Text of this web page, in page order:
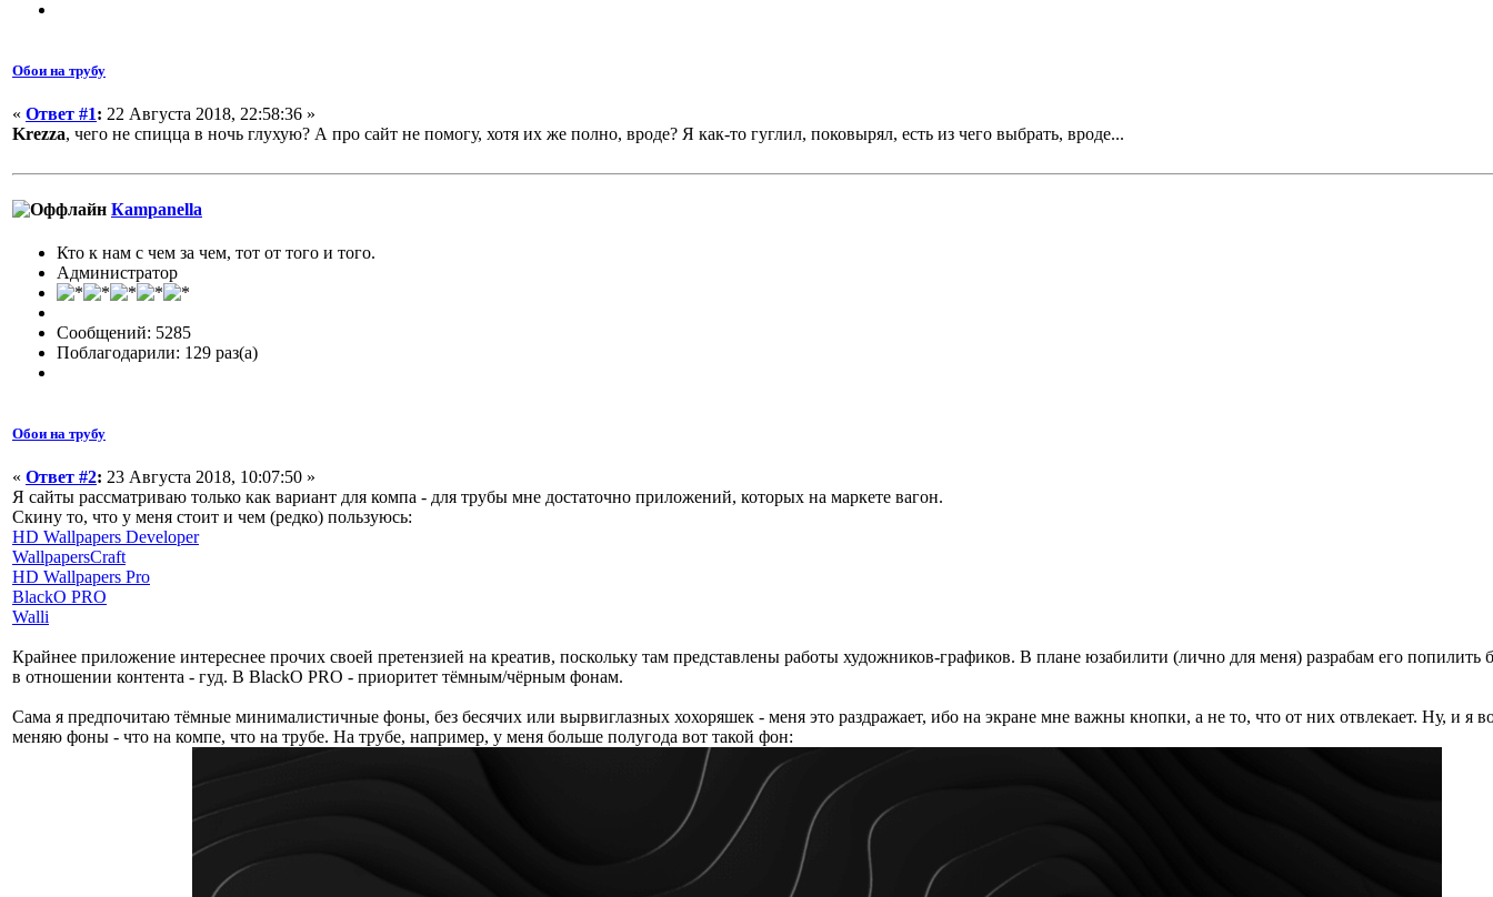
Обои на трубу
« Ответ #1: 22 Августа 2018, 22:58:36 »
Krezza, чего не спицца в ночь глухую? А про сайт не помогу, хотя их же полно, вроде? Я как-то гуглил, поковырял, есть из чего выбрать, вроде...
Кampanella
Кто к нам с чем за чем, тот от того и того.
Администратор
Сообщений: 5285
Поблагодарили: 129 раз(а)
Обои на трубу
« Ответ #2: 23 Августа 2018, 10:07:50 »
Я сайты рассматриваю только как вариант для компа - для трубы мне достаточно приложений, которых на маркете вагон.
Скину то, что у меня стоит и чем (редко) пользуюсь:
HD Wallpapers Developer
WallpapersCraft
HD Wallpapers Pro
BlackO PRO
Walli
Крайнее приложение интереснее прочих своей претензией на креатив, поскольку там представлены работы художников-графиков. В плане юзабилити (лично для меня) разрабам его
в отношении контента - гуд. В BlackO PRO - приоритет тёмным/чёрным фонам.
Сама я предпочитаю тёмные минималистичные фоны, без бесячих или вырвиглазных хохоряшек - меня это раздражает, ибо на экране мне важны кнопки, а не то, что от них отвлекает. Ну, и я
меняю фоны - что на компе, что на трубе. На трубе, например, у меня больше полугода вот такой фон: